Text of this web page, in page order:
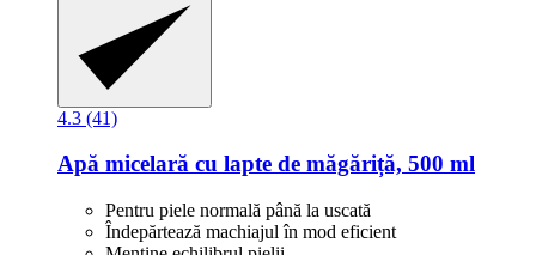
4.3 (41)
Apă micelară cu lapte de măgăriță, 500 ml
Pentru piele normală până la uscată
Îndepărtează machiajul în mod eficient